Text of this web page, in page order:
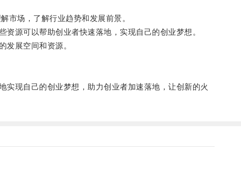
场，了解行业趋势和发展前景。
源可以帮助创业者快速落地，实现自己的创业梦想。
展空间和资源。
现自己的创业梦想，助力创业者加速落地，让创新的火